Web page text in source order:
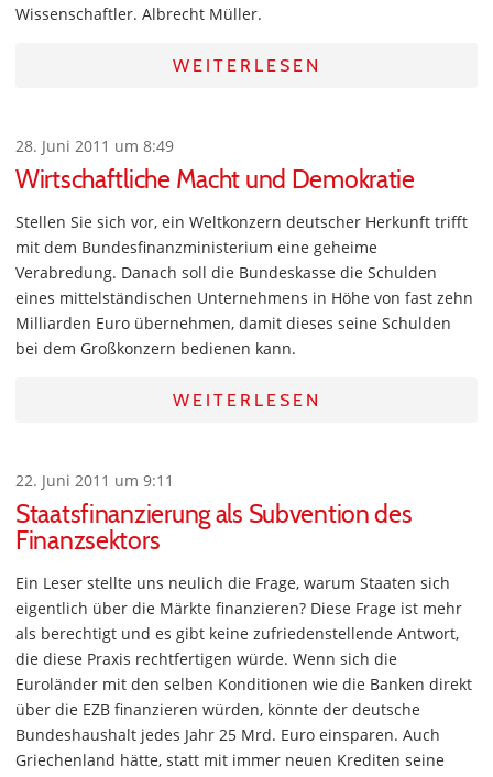
Wissenschaftler. Albrecht Müller.
WEITERLESEN
28. Juni 2011 um 8:49
Wirtschaftliche Macht und Demokratie
Stellen Sie sich vor, ein Weltkonzern deutscher Herkunft trifft
mit dem Bundesfinanzministerium eine geheime
Verabredung. Danach soll die Bundeskasse die Schulden
eines mittelständischen Unternehmens in Höhe von fast zehn
Milliarden Euro übernehmen, damit dieses seine Schulden
bei dem Großkonzern bedienen kann.
WEITERLESEN
22. Juni 2011 um 9:11
Staatsfinanzierung als Subvention des
Finanzsektors
Ein Leser stellte uns neulich die Frage, warum Staaten sich
eigentlich über die Märkte finanzieren? Diese Frage ist mehr
als berechtigt und es gibt keine zufriedenstellende Antwort,
die diese Praxis rechtfertigen würde. Wenn sich die
Euroländer mit den selben Konditionen wie die Banken direkt
über die EZB finanzieren würden, könnte der deutsche
Bundeshaushalt jedes Jahr 25 Mrd. Euro einsparen. Auch
Griechenland hätte, statt mit immer neuen Krediten seine